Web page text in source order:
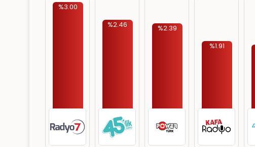
%3.00
%2.46
%2.39
%1.91